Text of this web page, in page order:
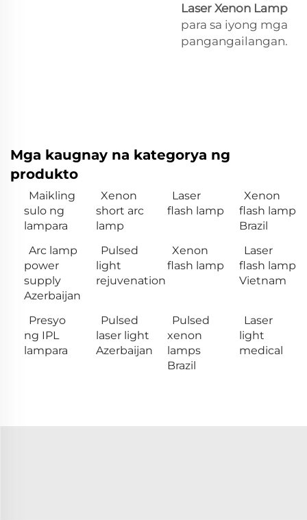
Laser Xenon Lamp
para sa iyong mga
pangangailangan.
Mga kaugnay na kategorya ng
produkto
Maikling
sulo ng
lampara
Xenon
short arc
lamp
Laser
flash lamp
Xenon
flash lamp
Brazil
Arc lamp
power
supply
Azerbaijan
Pulsed
light
rejuvenation
Xenon
flash lamp
Laser
flash lamp
Vietnam
Presyo
ng IPL
lampara
Pulsed
laser light
Azerbaijan
Pulsed
xenon
lamps
Brazil
Laser
light
medical